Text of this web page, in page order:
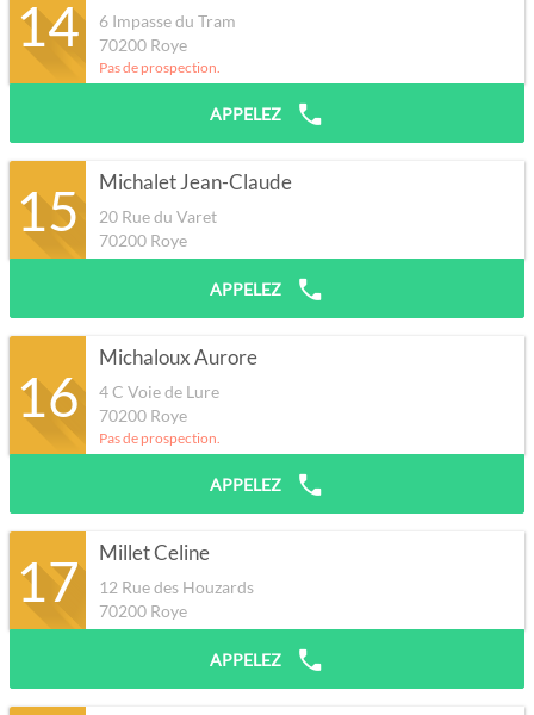
14
6 Impasse du Tram
70200 Roye
Pas de prospection.
APPELEZ
15 Michalet Jean-Claude
20 Rue du Varet
70200 Roye
APPELEZ
16
Michaloux Aurore
4 C Voie de Lure
70200 Roye
Pas de prospection.
APPELEZ
17 Millet Celine
12 Rue des Houzards
70200 Roye
APPELEZ